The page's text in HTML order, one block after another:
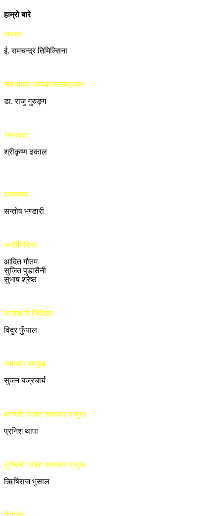
हाम्रो बारे
अध्यक्ष
ई. रामचन्द्र तिमिल्सिना
संस्थापक अध्यक्ष/सल्लाहकार
डा. राजु गुरुङ्ग
सम्पादक
श्रीकृष्ण ढकाल
प्रबन्धक
सन्तोष भण्डारी
मल्टीमिडिया
आदित गौतम
सुजित पुडासैनी
सुभाष श्रेष्ठ
कार्यकारी निर्देशक
विदुर फुँयाल
समाचार प्रमुख
सुजन बज्रचार्य
बागमती प्रदेश समाचार प्रमुख
प्रनिश थापा
लुम्बिनी प्रदेश समाचार प्रमुख
ऋिषिराज भुसाल